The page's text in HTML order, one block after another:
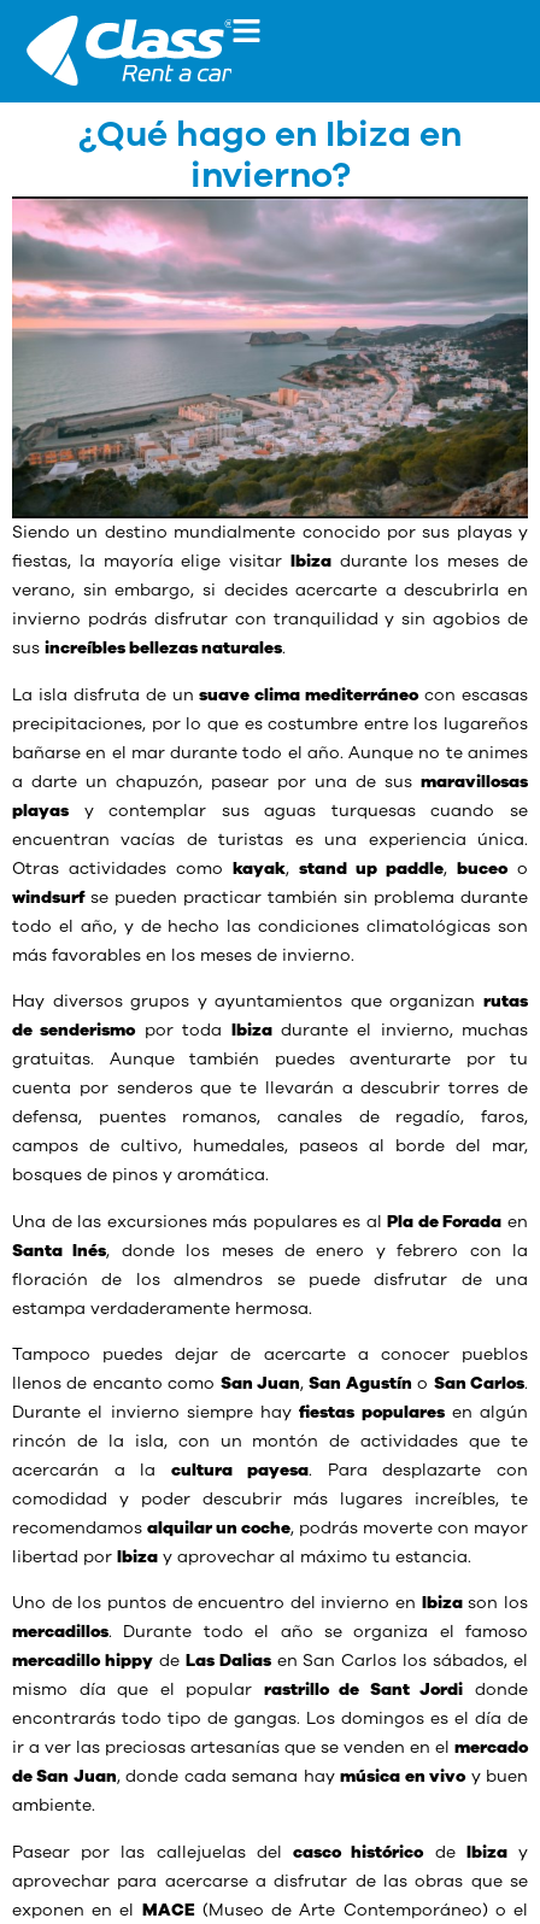
¿Qué hago en Ibiza en
invierno?
Siendo un destino mundialmente conocido por sus playas y
fiestas, la mayoría elige visitar Ibizadurante los meses de
verano, sin embargo, si decides acercarte a descubrirla en
invierno podrás disfrutar con tranquilidad y sin agobios de
sus increíbles bellezas naturales.
La isla disfruta de unsuave clima mediterráneocon escasas
precipitaciones, por lo que es costumbre entre los lugareños
bañarse en el mar durante todo el año. Aunque no te animes
a darte un chapuzón, pasear por una de sus maravillosas
playas y contemplar sus aguas turquesas cuando se
encuentran vacías de turistas es una experiencia única.
Otras actividades como kayak, stand up paddle, buceoo
windsurfse pueden practicar también sin problema durante
todo el año, y de hecho las condiciones climatológicas son
más favorables en los meses de invierno.
Hay diversos grupos y ayuntamientos que organizan rutas
de senderismopor toda Ibizadurante el invierno, muchas
gratuitas. Aunque también puedes aventurarte por tu
cuenta por senderos que te llevarán a descubrir torres de
defensa, puentes romanos, canales de regadío, faros,
campos de cultivo, humedales, paseos al borde del mar,
bosques de pinos y aromática.
Una de las excursiones más populares es alPla de Forada en
Santa Inés, donde los meses de enero y febrero con la
floración de los almendros se puede disfrutar de una
estampa verdaderamente hermosa.
Tampoco puedes dejar de acercarte a conocer pueblos
llenos de encanto como San Juan,San Agustín o San Carlos.
Durante el invierno siempre hayfiestas popularesen algún
rincón de la isla, con un montón de actividades que te
acercarán a lacultura payesa. Para desplazarte con
comodidad y poder descubrir más lugares increíbles, te
recomendamos alquilar un coche, podrás moverte con mayor
libertad por Ibiza y aprovechar al máximo tu estancia.
Uno de los puntos de encuentro del invierno en Ibizason los
mercadillos. Durante todo el año se organiza el famoso
mercadillo hippyde Las Daliasen San Carlos los sábados, el
mismo día que el popular rastrillo de Sant Jordi donde
encontrarás todo tipo de gangas. Los domingos es el día de
ir a ver las preciosas artesanías que se venden en el mercado
de San Juan, donde cada semana haymúsica en vivoy buen
ambiente.
Pasear por las callejuelas delcasco históricode Ibizay
aprovechar para acercarse a disfrutar de las obras que se
exponen en el MACE(Museo de Arte Contemporáneo) o el